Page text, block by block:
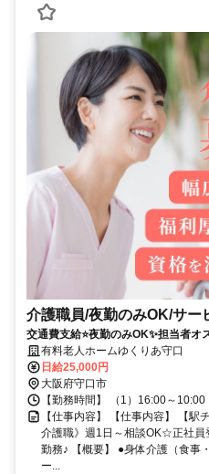
介護職員/夜勤のみOK/サー
交通費支給⭐️夜勤のみOK✨担当者オ
験者優遇✨駅チカ
有料老人ホームゆくりあ守口
日給25,000円
大阪府守口市
【勤務時間】 （1）16:00～10:00
【仕事内容】 【仕事内容】 【
介護職》週1日～相談OK☆正社
勤務♪ 【概要】 ●身体介護（食事
ー...